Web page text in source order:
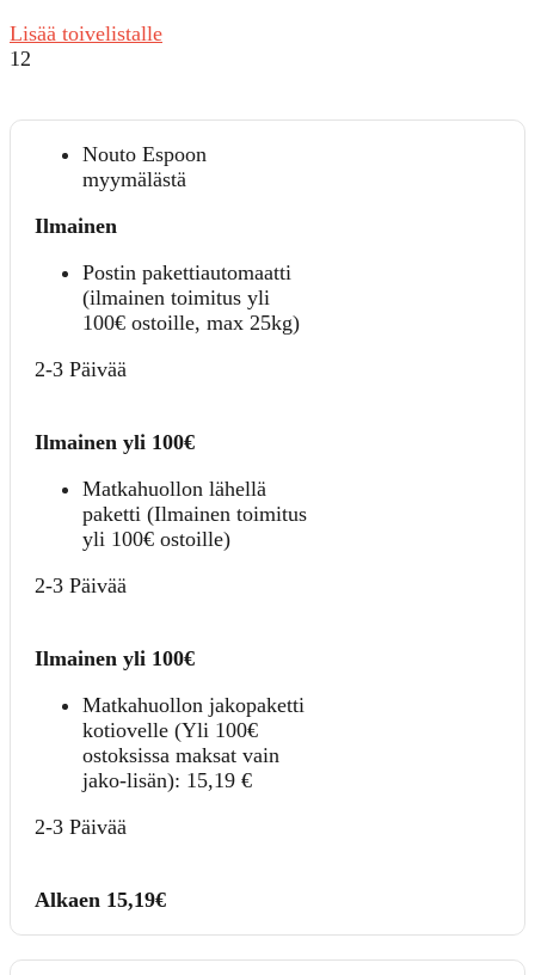
Lisää toivelistalle
12
Nouto Espoon
myymälästä
Ilmainen
Postin pakettiautomaatti
(ilmainen toimitus yli
100€ ostoille, max 25kg)
2-3 Päivää
Ilmainen yli 100€
Matkahuollon lähellä
paketti (Ilmainen toimitus
yli 100€ ostoille)
2-3 Päivää
Ilmainen yli 100€
Matkahuollon jakopaketti
kotiovelle (Yli 100€
ostoksissa maksat vain
jako-lisän): 15,19 €
2-3 Päivää
Alkaen 15,19€